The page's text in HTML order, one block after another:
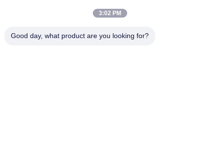
28 อุตสาหกรรมที่สอง Liu chong wei, Wanjiang, DongGuan,
86-769 -88125248
3:02 PM
Good day, what product are you looking for?